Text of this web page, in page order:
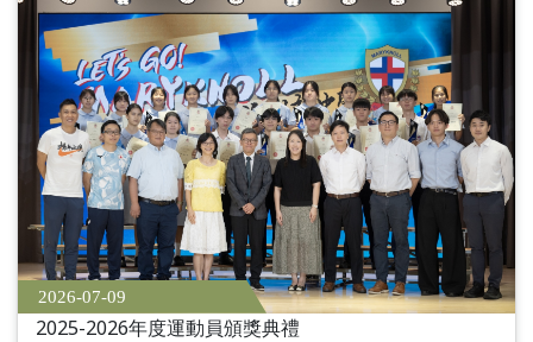
2026-07-09
2025-2026年度運動員頒獎典禮